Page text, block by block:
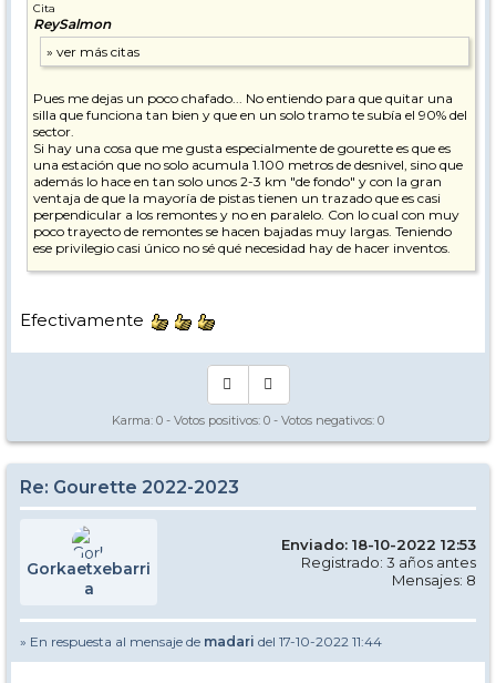
Cita
ReySalmon
Pues me dejas un poco chafado... No entiendo para que quitar una
silla que funciona tan bien y que en un solo tramo te subía el 90% del
sector.
Si hay una cosa que me gusta especialmente de gourette es que es
una estación que no solo acumula 1.100 metros de desnivel, sino que
además lo hace en tan solo unos 2-3 km "de fondo" y con la gran
ventaja de que la mayoría de pistas tienen un trazado que es casi
perpendicular a los remontes y no en paralelo. Con lo cual con muy
poco trayecto de remontes se hacen bajadas muy largas. Teniendo
ese privilegio casi único no sé qué necesidad hay de hacer inventos.
de esquí que hay, que para muchos creo que es su mayor atractivo
después de las pistas.
En fin, disfrutaremos de este año lo que se pueda...
Efectivamente
Karma: 0 - Votos positivos: 0 - Votos negativos: 0
Re: Gourette 2022-2023
Gorkaetxebarri
a
Enviado: 18-10-2022 12:53
Registrado: 3 años antes
Mensajes: 8
» En respuesta al mensaje de madari del 17-10-2022 11:44